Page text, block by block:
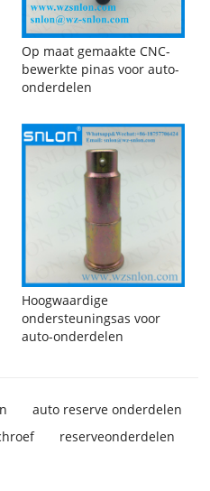
Op maat gemaakte CNC-
bewerkte pinas voor auto-
onderdelen
Hoogwaardige
ondersteuningsas voor
auto-onderdelen
auto reserve onderdelen
reserveonderdelen